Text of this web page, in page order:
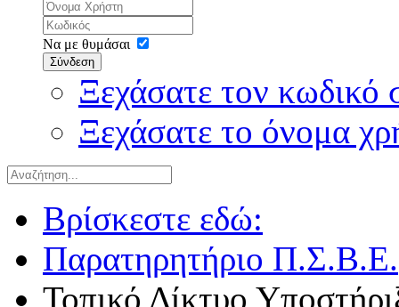
Να με θυμάσαι
Σύνδεση
Ξεχάσατε τον κωδικό
Ξεχάσατε το όνομα
Βρίσκεστε εδώ:
Παρατηρητήριο Π.Σ.Β.Ε.
Τοπικό Δίκτυο